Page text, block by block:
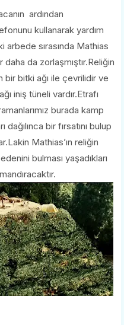
ardından
kullanarak yardım
arbede sırasında Mathias
da zorlaşmıştır.Reliğin
bitki ağı ile çevrilidir ve
iniş tüneli vardır.Etrafı
burada kamp
bir fırsatını bulup
Mathias’ın reliğin
bulması yaşadıkları